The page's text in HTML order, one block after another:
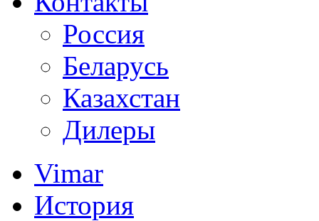
Россия
Беларусь
Казахстан
Дилеры
Vimar
История